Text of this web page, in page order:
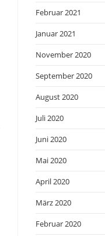
Februar 2021
Januar 2021
November 2020
September 2020
August 2020
Juli 2020
Juni 2020
Mai 2020
April 2020
März 2020
Februar 2020